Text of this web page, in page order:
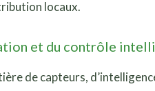
locaux.
et du contrôle
de capteurs,